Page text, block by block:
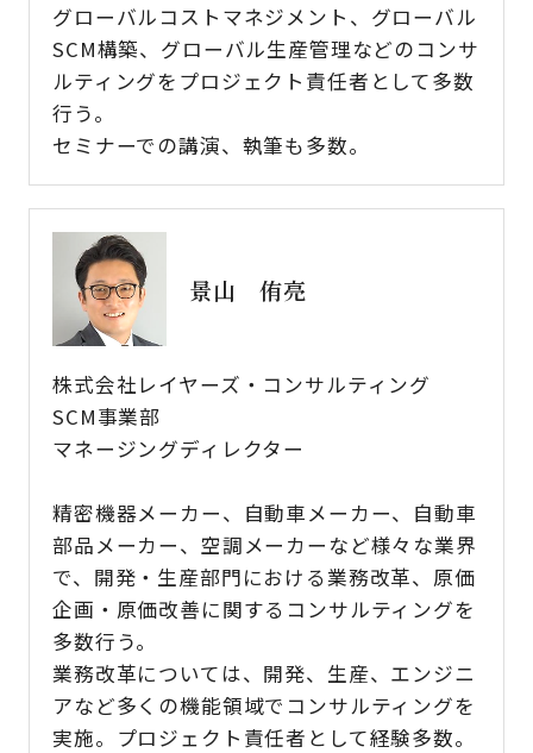
グローバルコストマネジメント、グローバル
SCM構築、グローバル生産管理などのコンサ
ルティングをプロジェクト責任者として多数
行う。​
セミナーでの講演、執筆も多数。​
景山 侑亮​
株式会社レイヤーズ・コンサルティング​
SCM事業部 ​
マネージングディレクター​
精密機器メーカー、自動車メーカー、自動車
部品メーカー、空調メーカーなど様々な業界
で、開発・生産部門における業務改革、原価
企画・原価改善に関するコンサルティングを
多数行う。​
業務改革については、開発、生産、エンジニ
アなど多くの機能領域でコンサルティングを
実施。プロジェクト責任者として経験多数。